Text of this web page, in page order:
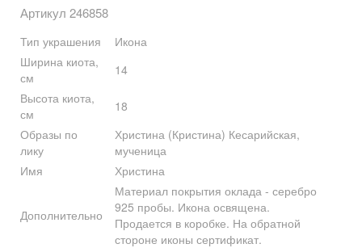
Артикул 246858
Тип украшения
Икона
Ширина киота,
см
14
Высота киота,
см
18
Образы по
лику
Христина (Кристина) Кесарийская,
мученица
Имя
Христина
Дополнительно
Материал покрытия оклада - серебро
925 пробы. Икона освящена.
Продается в коробке. На обратной
стороне иконы сертификат.